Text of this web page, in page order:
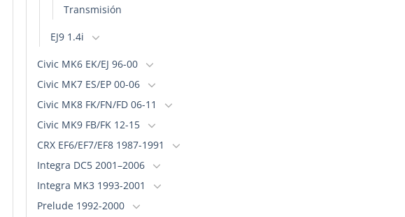
Transmisión
EJ9 1.4i
Civic MK6 EK/EJ 96-00
Civic MK7 ES/EP 00-06
Civic MK8 FK/FN/FD 06-11
Civic MK9 FB/FK 12-15
CRX EF6/EF7/EF8 1987-1991
Integra DC5 2001–2006
Integra MK3 1993-2001
Prelude 1992-2000